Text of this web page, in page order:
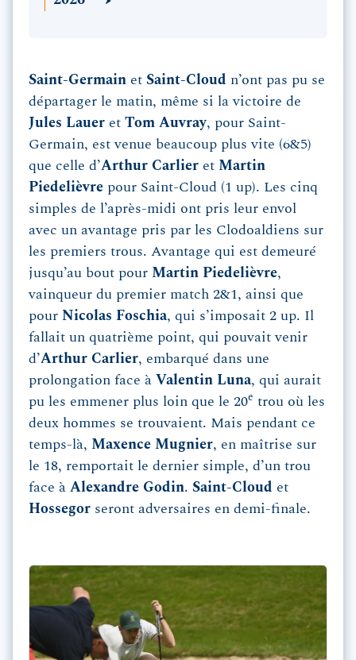
Saint-Germain et Saint-Cloud n’ont pas pu se
départager le matin, même si la victoire de
Jules Lauer et Tom Auvray, pour Saint-
Germain, est venue beaucoup plus vite (6&5)
que celle d’Arthur Carlier et Martin
Piedelièvre pour Saint-Cloud (1 up). Les cinq
simples de l’après-midi ont pris leur envol
avec un avantage pris par les Clodoaldiens sur
les premiers trous. Avantage qui est demeuré
jusqu’au bout pour Martin Piedelièvre,
vainqueur du premier match 2&1, ainsi que
pour Nicolas Foschia, qui s’imposait 2 up. Il
fallait un quatrième point, qui pouvait venir
d’Arthur Carlier, embarqué dans une
prolongation face à Valentin Luna, qui aurait
pu les emmener plus loin que le 20e trou où les
deux hommes se trouvaient. Mais pendant ce
temps-là, Maxence Mugnier, en maîtrise sur
le 18, remportait le dernier simple, d’un trou
face à Alexandre Godin. Saint-Cloud et
Hossegor seront adversaires en demi-finale.